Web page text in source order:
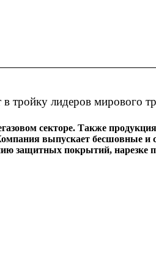
тройку лидеров мирового
секторе. Также
выпускает бесшовные
защитных покрытий, нарезке